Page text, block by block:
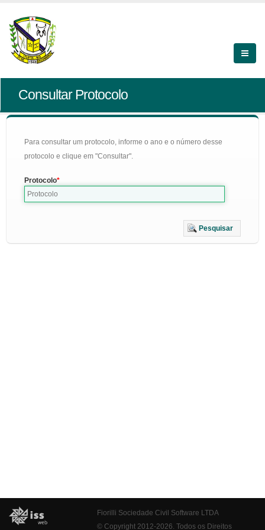
Consultar Protocolo
Para consultar um protocolo, informe o ano e o número desse
protocolo e clique em "Consultar".
Protocolo
Pesquisar
Fiorilli Sociedade Civil Software LTDA
© Copyright 2012-2026. Todos os Direitos